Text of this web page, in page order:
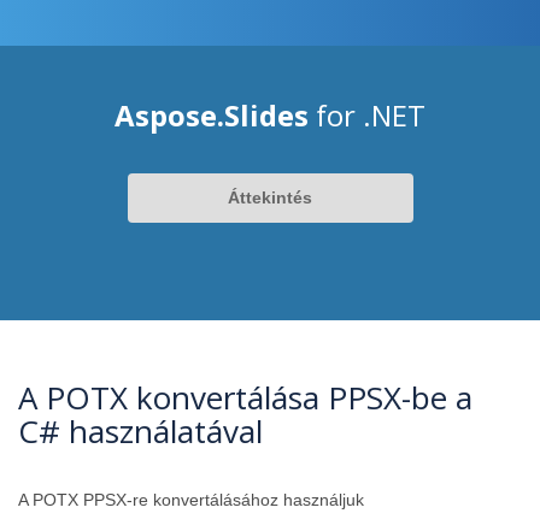
Aspose.Slides for .NET
Áttekintés
A POTX konvertálása PPSX-be a
C# használatával
A POTX PPSX-re konvertálásához használjuk